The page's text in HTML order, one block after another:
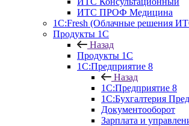
ИТС ПРОФ Медицина
1C:Fresh (Облачные решения
Продукты 1С
Назад
Продукты 1С
1С:Предприятие 8
Назад
1С:Предприятие 8
1С:Бухгалтерия
Документооборот
Зарплата и